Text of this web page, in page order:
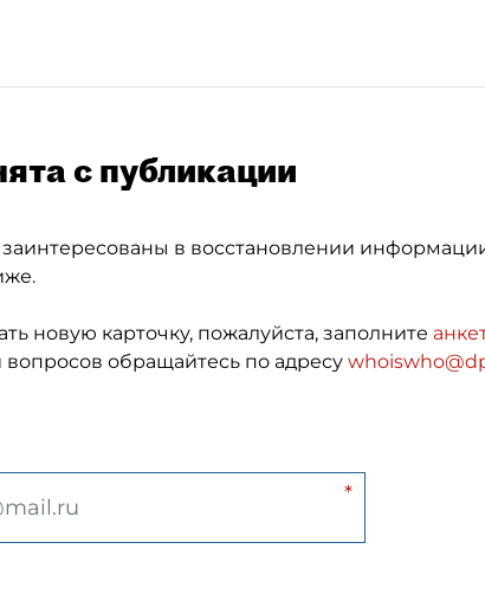
с публикации
в восстановлении
новую карточку, пожалуйста, заполните
обращайтесь по адресу